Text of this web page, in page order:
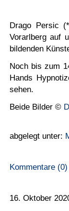
Drago Persic
Vorarlberg auf
bildenden
Noch bis zum
Hands
sehen.
Beide Bilder ©
abgelegt unter:
Kommentare (0)
16. Oktober